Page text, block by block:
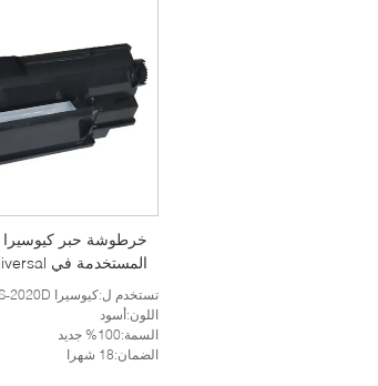
المستخدمة في FS-2020D Universal
تستخدم ل:كيوسيرا FS-2020D
اللون:أسود
السمة:100% جديد
الضمان:18 شهرا